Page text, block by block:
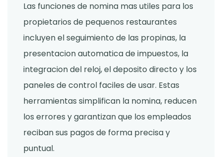
Las funciones de nomina mas utiles para los
propietarios de pequenos restaurantes
incluyen el seguimiento de las propinas, la
presentacion automatica de impuestos, la
integracion del reloj, el deposito directo y los
paneles de control faciles de usar. Estas
herramientas simplifican la nomina, reducen
los errores y garantizan que los empleados
reciban sus pagos de forma precisa y
puntual.